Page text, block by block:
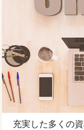
充実した多くの